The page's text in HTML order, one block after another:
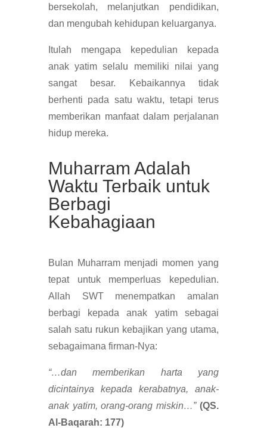
bersekolah, melanjutkan pendidikan,
dan mengubah kehidupan keluarganya.
Itulah mengapa kepedulian kepada
anak yatim selalu memiliki nilai yang
sangat besar. Kebaikannya tidak
berhenti pada satu waktu, tetapi terus
memberikan manfaat dalam perjalanan
hidup mereka.
Muharram Adalah
Waktu Terbaik untuk
Berbagi
Kebahagiaan
Bulan Muharram menjadi momen yang
tepat untuk memperluas kepedulian.
Allah SWT menempatkan amalan
berbagi kepada anak yatim sebagai
salah satu rukun kebajikan yang utama,
sebagaimana firman-Nya:
“…dan memberikan harta yang
dicintainya kepada kerabatnya, anak-
anak yatim, orang-orang miskin…” (QS.
Al-Baqarah: 177)